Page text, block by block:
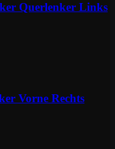
Querlenker Links
Vorne Rechts